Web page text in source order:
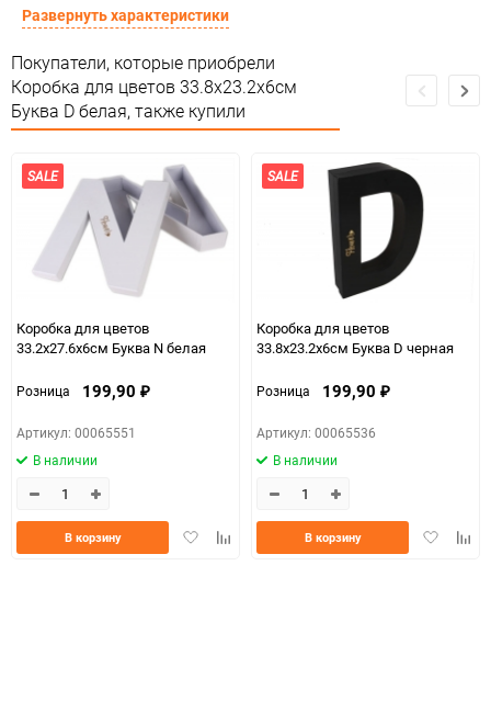
Сертификация
Особые условия Особых условий не требует
Минимальное количество
Единица измерения шт
Развернуть характеристики
Покупатели, которые приобрели
Коробка для цветов 33.8x23.2x6см
Буква D белая, также купили
SALE
Коробка для цветов
33.2x27.6x6см Буква N белая
Розница 199,90 ₽
Артикул: 00065551
В наличии
ДобавитьДобавить
В корзину
SALE
Коробка для цветов
33.8x23.2x6см Буква D черная
Розница 199,90 ₽
Артикул: 00065536
В наличии
Добавить
В корзину